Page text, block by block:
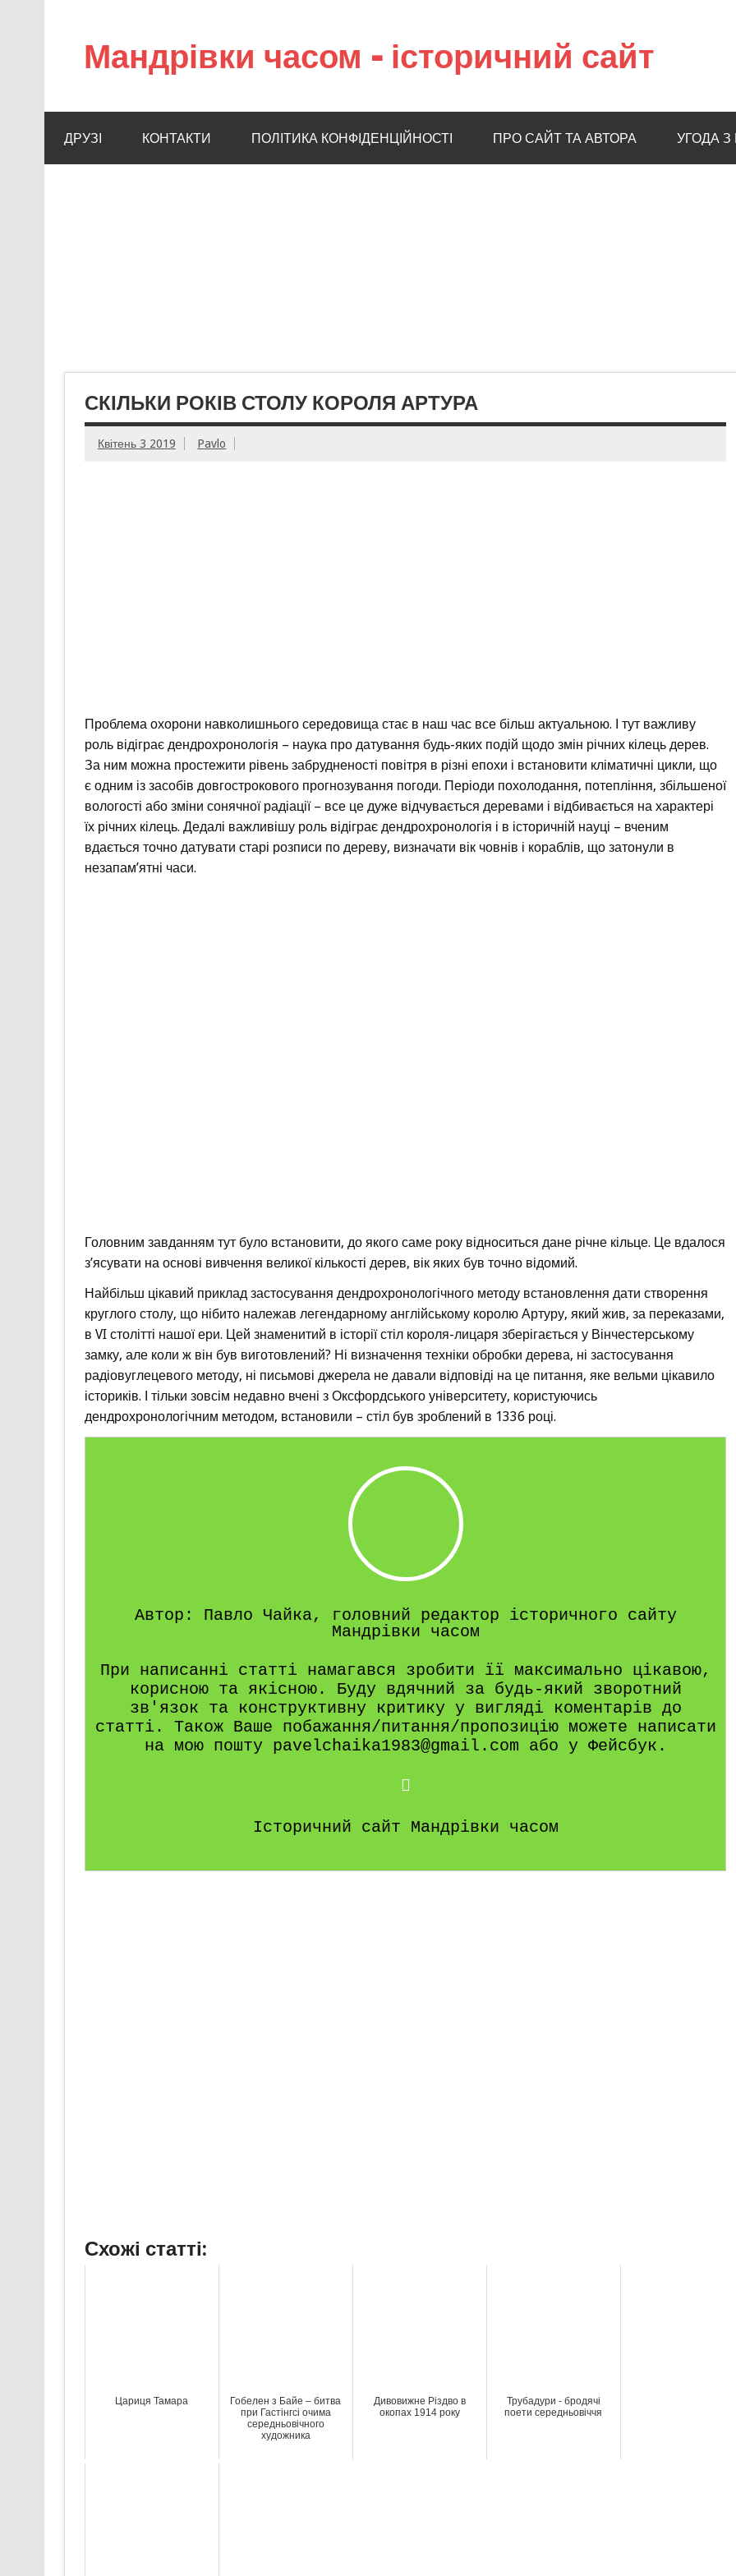
Мандрівки часом – історичний сайт
ДРУЗІ КОНТАКТИ ПОЛІТИКА КОНФІДЕНЦІЙНОСТІ ПРО САЙТ ТА АВТОРА УГОДА
СКІЛЬКИ РОКІВ СТОЛУ КОРОЛЯ АРТУРА
Квітень 3 2019 Pavlo
Проблема охорони навколишнього середовища стає в наш час все більш актуальною. І тут важливу
роль відіграє дендрохронологія – наука про датування будь-яких подій щодо змін річних кілець дерев.
За ним можна простежити рівень забрудненості повітря в різні епохи і встановити кліматичні цикли, що
є одним із засобів довгострокового прогнозування погоди. Періоди похолодання, потепління, збільшеної
вологості або зміни сонячної радіації – все це дуже відчувається деревами і відбивається на характері
їх річних кілець. Дедалі важливішу роль відіграє дендрохронологія і в історичній науці – вченим
вдається точно датувати старі розписи по дереву, визначати вік човнів і кораблів, що затонули в
незапам’ятні часи.
Головним завданням тут було встановити, до якого саме року відноситься дане річне кільце. Це вдалося
з’ясувати на основі вивчення великої кількості дерев, вік яких був точно відомий.
Найбільш цікавий приклад застосування дендрохронологічного методу встановлення дати створення
круглого столу, що нібито належав легендарному англійському королю Артуру, який жив, за переказами,
в VI столітті нашої ери. Цей знаменитий в історії стіл короля-лицаря зберігається у Вінчестерському
замку, але коли ж він був виготовлений? Ні визначення техніки обробки дерева, ні застосування
радіовуглецевого методу, ні письмові джерела не давали відповіді на це питання, яке вельми цікавило
істориків. І тільки зовсім недавно вчені з Оксфордського університету, користуючись
дендрохронологічним методом, встановили – стіл був зроблений в 1336 році.
Автор: Павло Чайка, головний редактор історичного сайту
Мандрівки часом
При написанні статті намагався зробити її максимально цікавою,
корисною та якісною. Буду вдячний за будь-який зворотний
зв'язок та конструктивну критику у вигляді коментарів до
статті. Також Ваше побажання/питання/пропозицію можете написати
на мою пошту pavelchaika1983@gmail.com або у Фейсбук.
Історичний сайт Мандрівки часом
Схожі статті:
Цариця Тамара
Гобелен з Байе – битва
при Гастінгсі очима
середньовічного
художника
Дивовижне Різдво в
окопах 1914 року
Трубадури - бродячі
поети середньовіччя